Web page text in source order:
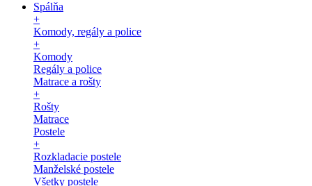
Spálňa
+
Komody, regály a police
+
Komody
Regály a police
Matrace a rošty
+
Rošty
Matrace
Postele
+
Rozkladacie postele
Manželské postele
Všetky postele